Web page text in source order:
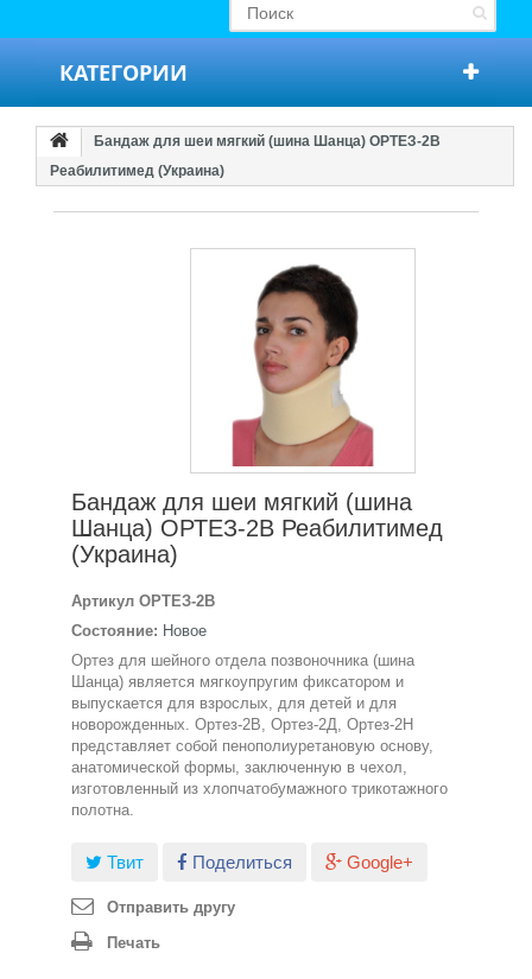
КАТЕГОРИИ
Бандаж для шеи мягкий (шина Шанца) ОРТЕЗ-2В
Реабилитимед (Украина)
Бандаж для шеи мягкий (шина
Шанца) ОРТЕЗ-2В Реабилитимед
(Украина)
Артикул ОРТЕЗ-2В
Состояние: Новое
Ортез для шейного отдела позвоночника (шина
Шанца) является мягкоупругим фиксатором и
выпускается для взрослых, для детей и для
новорожденных. Ортез-2В, Ортез-2Д, Ортез-2Н
представляет собой пенополиуретановую основу,
анатомической формы, заключенную в чехол,
изготовленный из хлопчатобумажного трикотажного
полотна.
Твит Поделиться Google+
Отправить другу
Печать